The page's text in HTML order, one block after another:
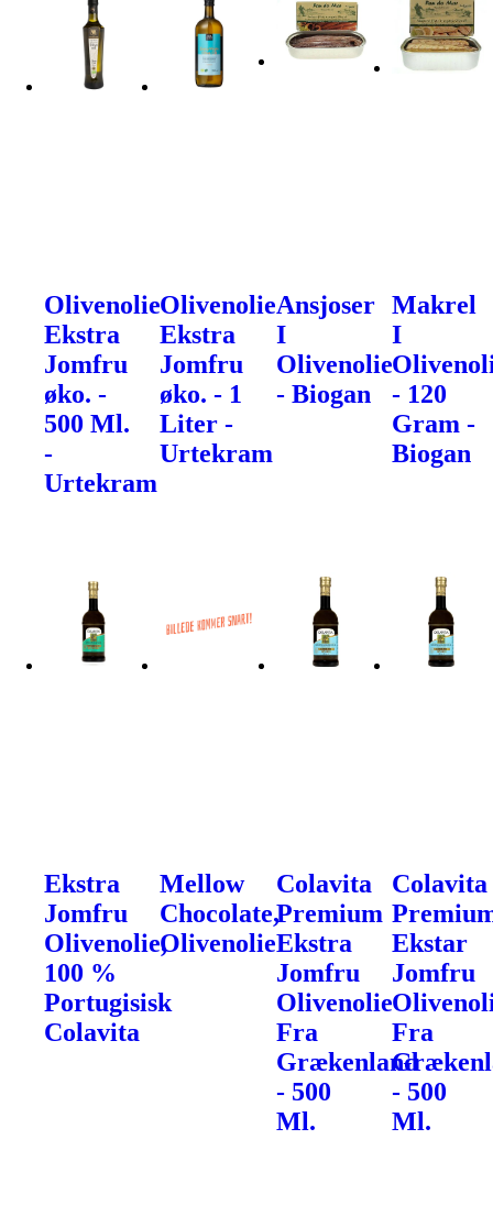
Olivenolie
Ekstra
Jomfru
øko. -
500 Ml.
-
Urtekram
Olivenolie
Ekstra
Jomfru
øko. - 1
Liter -
Urtekram
Ansjoser
I
Olivenolie
- Biogan
Makrel
I
- 120
Gram -
Biogan
Ekstra
Jomfru
Olivenolie,
100 %
Portugisisk
Colavita
Mellow
Chocolate,
Olivenolie
Colavita
Premium
Ekstra
Jomfru
Olivenolie
Fra
Grækenland
- 500
Ml.
Colavita
Ekstar
Jomfru
Fra
- 500
Ml.